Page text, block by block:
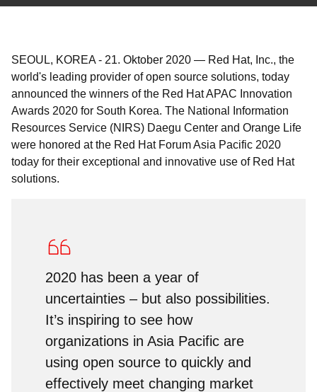
SEOUL, KOREA - 21. Oktober 2020 — Red Hat, Inc., the
world's leading provider of open source solutions, today
announced the winners of the Red Hat APAC Innovation
Awards 2020 for South Korea. The National Information
Resources Service (NIRS) Daegu Center and Orange Life
were honored at the Red Hat Forum Asia Pacific 2020
today for their exceptional and innovative use of Red Hat
solutions.
2020 has been a year of
uncertainties – but also possibilities.
It’s inspiring to see how
organizations in Asia Pacific are
using open source to quickly and
effectively meet changing market